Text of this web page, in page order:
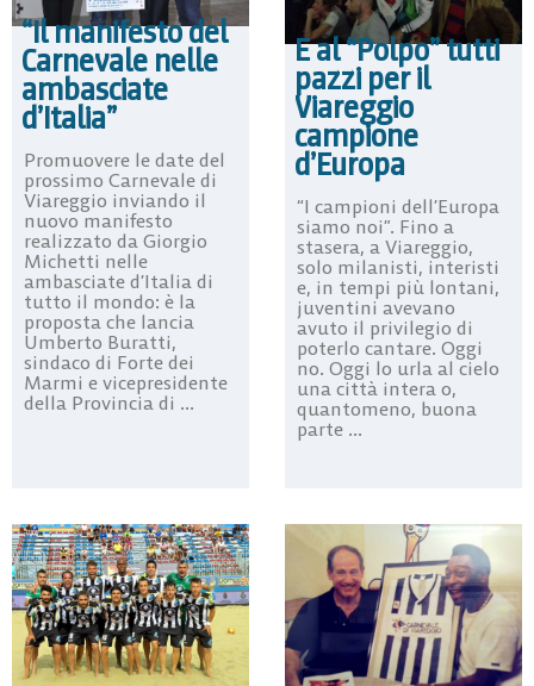
“Il manifesto del
Carnevale nelle
ambasciate
d’Italia”
Promuovere le date del
prossimo Carnevale di
Viareggio inviando il
nuovo manifesto
realizzato da Giorgio
Michetti nelle
ambasciate d’Italia di
tutto il mondo: è la
proposta che lancia
Umberto Buratti,
sindaco di Forte dei
Marmi e vicepresidente
della Provincia di ...
E al “Polpo” tutti
pazzi per il
Viareggio
campione
d’Europa
“I campioni dell’Europa
siamo noi”. Fino a
stasera, a Viareggio,
solo milanisti, interisti
e, in tempi più lontani,
juventini avevano
avuto il privilegio di
poterlo cantare. Oggi
no. Oggi lo urla al cielo
una città intera o,
quantomeno, buona
parte ...